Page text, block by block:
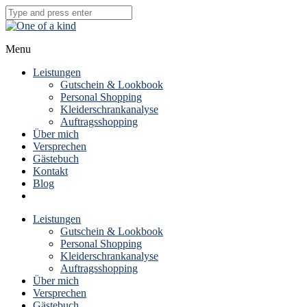
Menu
Leistungen
Gutschein & Lookbook
Personal Shopping
Kleiderschrankanalyse
Auftragsshopping
Über mich
Versprechen
Gästebuch
Kontakt
Blog
Leistungen
Gutschein & Lookbook
Personal Shopping
Kleiderschrankanalyse
Auftragsshopping
Über mich
Versprechen